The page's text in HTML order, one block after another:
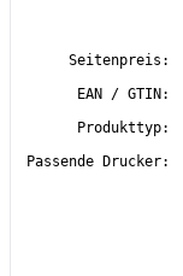
Seitenpreis:
EAN / GTIN:
Produkttyp:
Passende Drucker: